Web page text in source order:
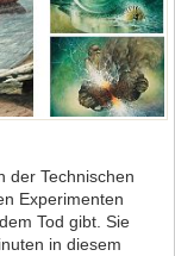
der Technischen
Experimenten
Tod gibt. Sie
in diesem